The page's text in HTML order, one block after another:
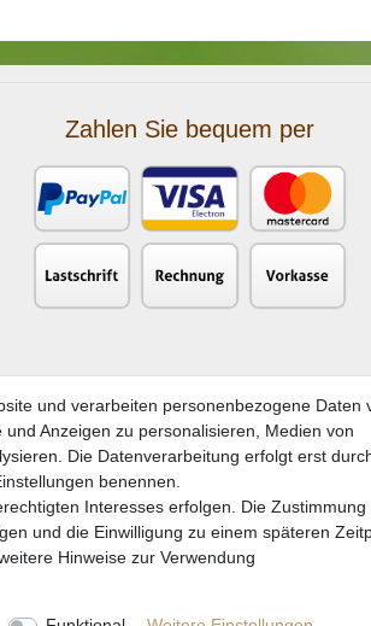
Zahlen Sie bequem per
zzgl. Versandkosten und ggf.
Lieferungen nach Deutschland. Lieferzeiten für andere EU-
und verarbeiten personenbezogene Daten
Anzeigen zu personalisieren, Medien von
Die Datenverarbeitung erfolgt erst
benennen.
Interesses erfolgen. Die Zustimmung
und die Einwilligung zu einem späteren
Hinweise zur Verwendung